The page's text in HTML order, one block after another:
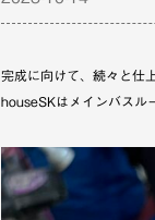
完成に向けて、続々と仕
houseSKはメインバスル